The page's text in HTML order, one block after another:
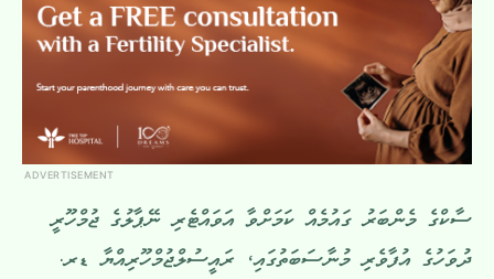
ADVERTISEMENT
ސާކްގެ މެންބަރު ގައުމެއް ކަމަށްވާ އަވައްޓެރި ނޭޕާލުގެ ޖުމްހޫރީ
ދުވަހުގެ އުފާވެރި މުނާސަބަތުގައި، ރައީސުލްޖުމްހޫރިއްޔާ ޑރ.